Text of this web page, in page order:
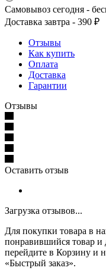
Самовывоз сегодня -
Доставка завтра - 390 ₽
Отзывы
Как купить
Оплата
Доставка
Гарантии
Отзывы
Оставить отзыв
Загрузка отзывов...
Для покупки товара в
понравившийся товар и
перейдите в Корзину и
«Быстрый заказ».